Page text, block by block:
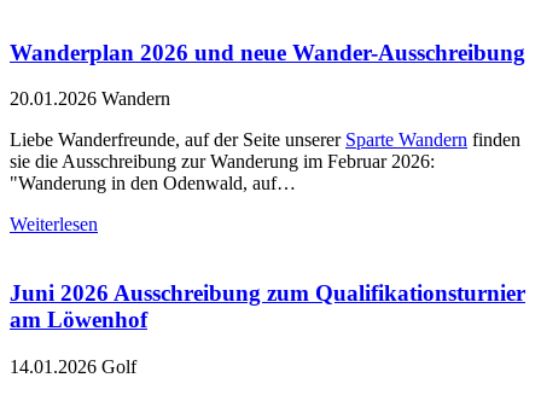
Wanderplan 2026 und neue Wander-Ausschreibung
20.01.2026 Wandern
Liebe Wanderfreunde, auf der Seite unserer Sparte Wandern finden
sie die Ausschreibung zur Wanderung im Februar 2026:
"Wanderung in den Odenwald, auf…
Weiterlesen
Juni 2026 Ausschreibung zum Qualifikationsturnier
am Löwenhof
14.01.2026 Golf